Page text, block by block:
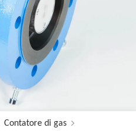
Contatore di gas